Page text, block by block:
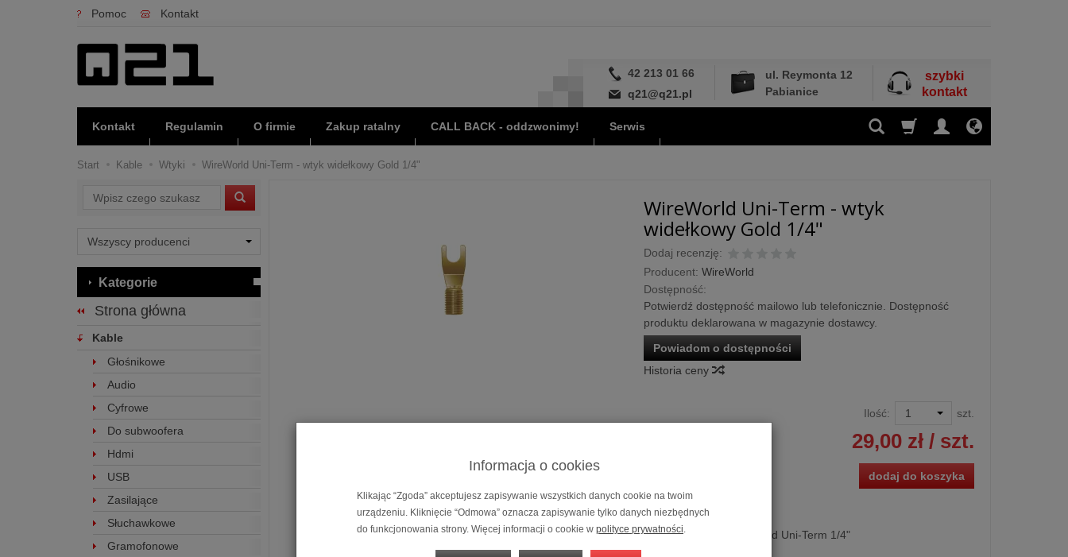
Pomoc Kontakt
42 213 01 66
q21@q21.pl
ul. Reymonta 12
Pabianice
szybki
kontakt
Kontakt Regulamin O firmie Zakup ratalny CALL BACK - oddzwonimy! Serwis
Start Kable Wtyki WireWorld Uni-Term - wtyk widełkowy Gold 1/4"
WireWorld Uni-Term - wtyk
widełkowy Gold 1/4"
Dodaj recenzję:
Producent: WireWorld
Dostępność:
Potwierdź dostępność mailowo lub telefonicznie. Dostępność
produktu deklarowana w magazynie dostawcy.
Powiadom o dostępności
Historia ceny
Ilość: szt.
29,00 zł/ szt.
dodaj do koszyka
Wtyk widełkowy WireWorld Uni-Term 1/4"
Wyszukaj
Kategorie
Strona główna
Kable
Głośnikowe
Audio
Cyfrowe
Do subwoofera
Hdmi
USB
Zasilające
Słuchawkowe
Gramofonowe
Informacja o cookies
Klikając “Zgoda” akceptujesz zapisywanie wszystkich danych cookie na twoim
urządzeniu. Kliknięcie “Odmowa” oznacza zapisywanie tylko danych niezbędnych
do funkcjonowania strony. Więcej informacji o cookie w polityce prywatności.